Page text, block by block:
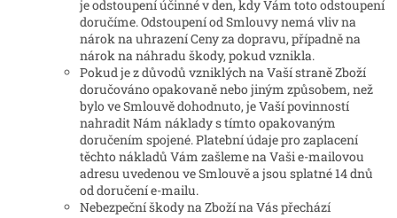
je odstoupení účinné v den, kdy Vám toto odstoupení
doručíme. Odstoupení od Smlouvy nemá vliv na
nárok na uhrazení Ceny za dopravu, případně na
nárok na náhradu škody, pokud vznikla.
Pokud je z důvodů vzniklých na Vaší straně Zboží
doručováno opakovaně nebo jiným způsobem, než
bylo ve Smlouvě dohodnuto, je Vaší povinností
nahradit Nám náklady s tímto opakovaným
doručením spojené. Platební údaje pro zaplacení
těchto nákladů Vám zašleme na Vaši e-mailovou
adresu uvedenou ve Smlouvě a jsou splatné 14 dnů
od doručení e-mailu.
Nebezpeční škody na Zboží na Vás přechází